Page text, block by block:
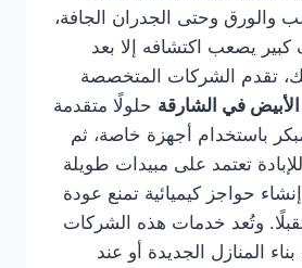
والورق وحتى الجدران الجافة،
يصعب اكتشافه إلا بعد
تقدم الشركات المتخصصة
في الشارقة حلولًا متقدمة
باستخدام أجهزة خاصة، ثم
تعتمد على مبيدات طويلة
حواجز كيميائية تمنع عودة
وتُعد خدمات هذه الشركات
المنازل الجديدة أو عند